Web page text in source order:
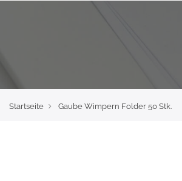
Startseite Gaube Wimpern Folder 50 Stk.